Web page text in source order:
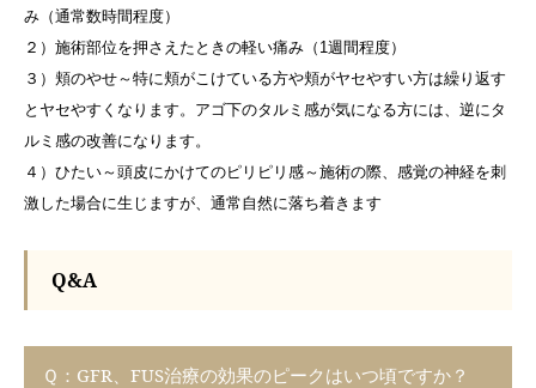
み（通常数時間程度）
２）施術部位を押さえたときの軽い痛み（1週間程度）
３）頬のやせ～特に頬がこけている方や頬がヤセやすい方は繰り返す
とヤセやすくなります。アゴ下のタルミ感が気になる方には、逆にタ
ルミ感の改善になります。
４）ひたい～頭皮にかけてのピリピリ感～施術の際、感覚の神経を刺
激した場合に生じますが、通常自然に落ち着きます
Q&A
Ｑ：GFR、FUS治療の効果のピークはいつ頃ですか？